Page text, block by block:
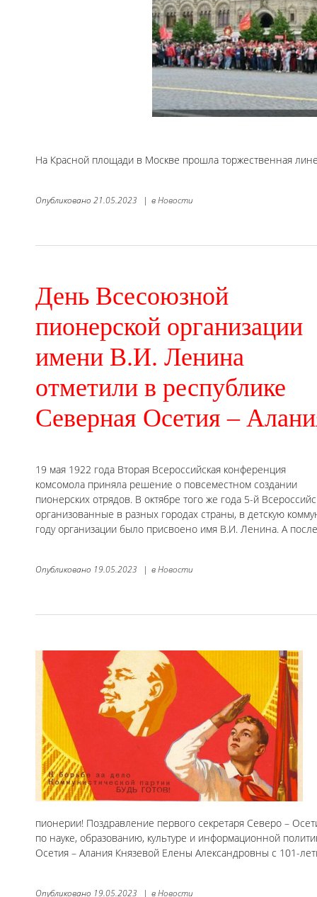
На Красной площади в Москве прошла торжественная
Опубликовано 21.05.2023 | вНовости
День Всесоюзной
пионерской организации
имени В.И. Ленина
отметили в республике
Северная Осетия –
19 мая 1922 года Вторая Всероссийская конференция
комсомола приняла решение о повсеместном создании
пионерских отрядов. В октябре того же года 5-й
организованные в разных городах страны, в детскую
году организации было присвоено имя В.И. Ленина. А
Опубликовано 19.05.2023 | вНовости
пионерии! Поздравление первого секретаря Северо –
по науке, образованию, культуре и информационной
Осетия – Алания Князевой Елены Александровны с 101-
Опубликовано 19.05.2023 | вНовости